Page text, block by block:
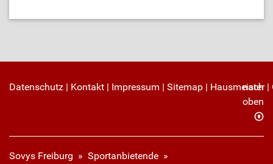
Datenschutz | Kontakt | Impressum | Sitemap | Hausmeister|
nach
oben
Sovys Freiburg » Sportanbietende »